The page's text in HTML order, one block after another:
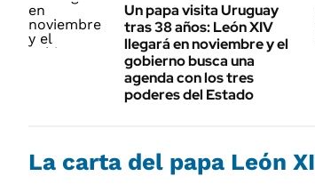
Un papa visita Uruguay
tras 38 años: León XIV
llegará en noviembre y el
gobierno busca una
agenda con los tres
poderes del Estado
La carta del papa León